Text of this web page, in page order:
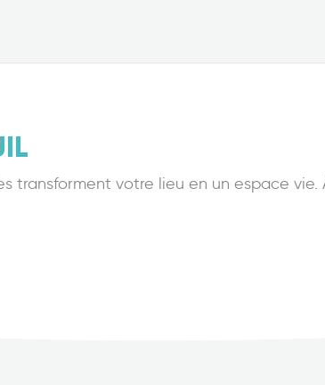
transforment votre lieu en un espace